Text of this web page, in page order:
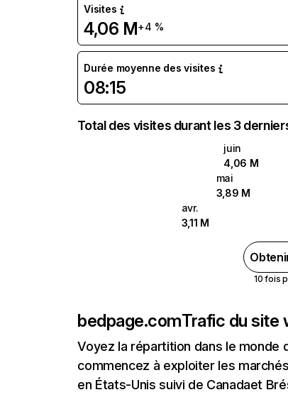
Visites
4,06 M+4 %
Durée moyenne des visites
08:15
Total des visites durant les 3
juin
4,06 M
mai
3,89 M
avr.
3,11 M
10 fois
bedpage.comTrafic du site
Voyez la répartition dans le
commencez à exploiter les
en États-Unis suivi de Canadaet